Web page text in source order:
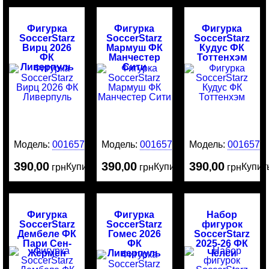
Фигурка
SoccerStarz
Вирц 2026
ФК
Ливерпуль
Модель:0016578
390,00 грнКупить
Фигурка
SoccerStarz
Мармуш ФК
Манчестер
Сити
Модель:0016577
390,00 грнКупить
Фигурка
SoccerStarz
Кудус ФК
Тоттенхэм
Модель: 0016576
390,00 грн
Фигурка
SoccerStarz
Дембеле ФК
Пари Сен-
Жермен
Фигурка
SoccerStarz
Гомес 2026
ФК
Ливерпуль
Набор
фигурок
SoccerStarz
2025-26 ФК
Челси